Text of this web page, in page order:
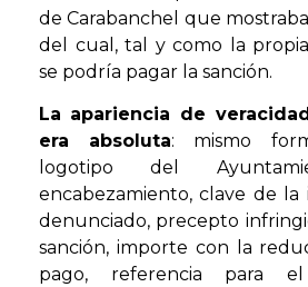
de Carabanchel que
del cual, tal y como la
se podría pagar la sanción.
La apariencia de
era absoluta: mismo
logotipo del
encabezamiento, clave de la
denunciado, precepto
sanción, importe con la
pago, referencia para